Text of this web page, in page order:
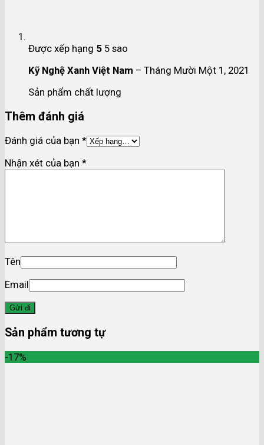
Được xếp hạng 5 5 sao
Kỹ Nghệ Xanh Việt Nam – Tháng Mười Một 1, 2021
Sản phẩm chất lượng
Thêm đánh giá
Đánh giá của bạn *
Nhận xét của bạn *
Tên
Email
Sản phẩm tương tự
-17%